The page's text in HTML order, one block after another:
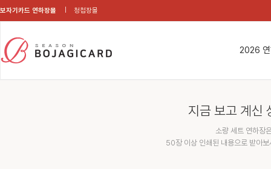
보자기카드 연하장몰 청첩장몰
2026
지금 보고 계신
소량 세트 연하장
50장 이상 인쇄된 내용으로 받아